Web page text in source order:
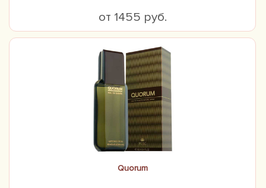
от 1455 руб.
Quorum